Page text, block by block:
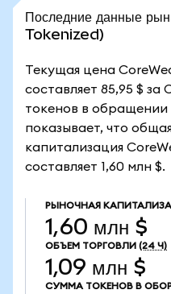
Последние данные
Tokenized)
Текущая цена
составляет 85,95 $ за
токенов в обращении
показывает, что
капитализация
составляет 1,60 млн $.
РЫНОЧНАЯ
1,60 млн $
ОБЪЕМ ТОРГОВЛИ (24 Ч)
1,09 млн $
СУММА ТОКЕНОВ В